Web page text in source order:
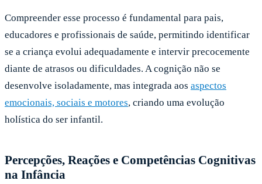
Compreender esse processo é fundamental para pais,
educadores e profissionais de saúde, permitindo identificar
se a criança evolui adequadamente e intervir precocemente
diante de atrasos ou dificuldades. A cognição não se
desenvolve isoladamente, mas integrada aos aspectos
emocionais, sociais e motores, criando uma evolução
holística do ser infantil.
Percepções, Reações e Competências Cognitivas
na Infância